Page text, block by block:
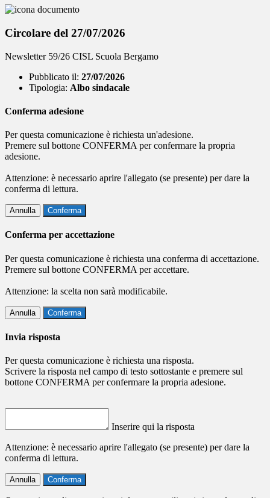
Circolare del 27/07/2026
Newsletter 59/26 CISL Scuola Bergamo
Pubblicato il: 27/07/2026
Tipologia: Albo sindacale
Conferma adesione
Per questa comunicazione è richiesta un'adesione.
Premere sul bottone CONFERMA per confermare la propria
adesione.
Attenzione: è necessario aprire l'allegato (se presente) per dare la
conferma di lettura.
Annulla Conferma
Conferma per accettazione
Per questa comunicazione è richiesta una conferma di accettazione.
Premere sul bottone CONFERMA per accettare.
Attenzione: la scelta non sarà modificabile.
Annulla Conferma
Invia risposta
Per questa comunicazione è richiesta una risposta.
Scrivere la risposta nel campo di testo sottostante e premere sul
bottone CONFERMA per confermare la propria adesione.
Inserire qui la risposta
Attenzione: è necessario aprire l'allegato (se presente) per dare la
conferma di lettura.
Annulla Conferma